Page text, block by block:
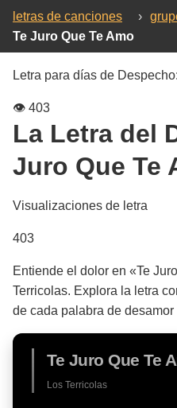
letras de canciones ›
Te Juro Que Te Amo
Letra para días de Despecho:
👁️ 403
La Letra del
Juro Que Te
Visualizaciones de letra
403
Entiende el dolor en «Te
Terricolas. Explora la letra
de cada palabra de
Te Juro Que Te
Los Terricolas